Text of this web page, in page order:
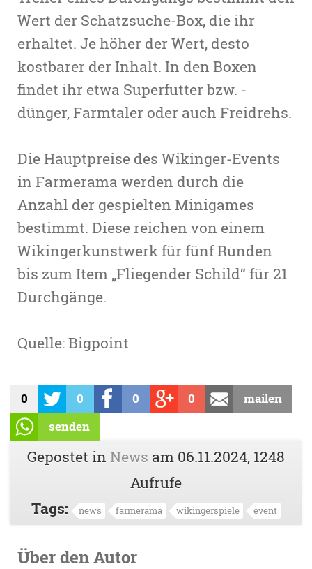
Wert der Schatzsuche-Box, die ihr
erhaltet. Je höher der Wert, desto
kostbarer der Inhalt. In den Boxen
findet ihr etwa Superfutter bzw. -
dünger, Farmtaler oder auch Freidrehs.
Die Hauptpreise des Wikinger-Events
in Farmerama werden durch die
Anzahl der gespielten Minigames
bestimmt. Diese reichen von einem
Wikingerkunstwerk für fünf Runden
bis zum Item „Fliegender Schild“ für 21
Durchgänge.
Quelle: Bigpoint
0 0 0 0
mailen
senden
Gepostet in News am 06.11.2024, 1248
Aufrufe
Tags:
news farmerama wikingerspiele event
Über den Autor